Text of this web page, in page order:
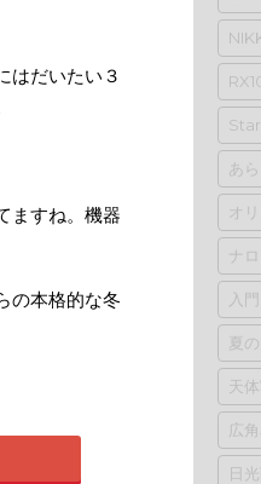
はだいたい３
ますね。機器
の本格的な冬
あ
オ
ナ
入門
夏
天
広
日